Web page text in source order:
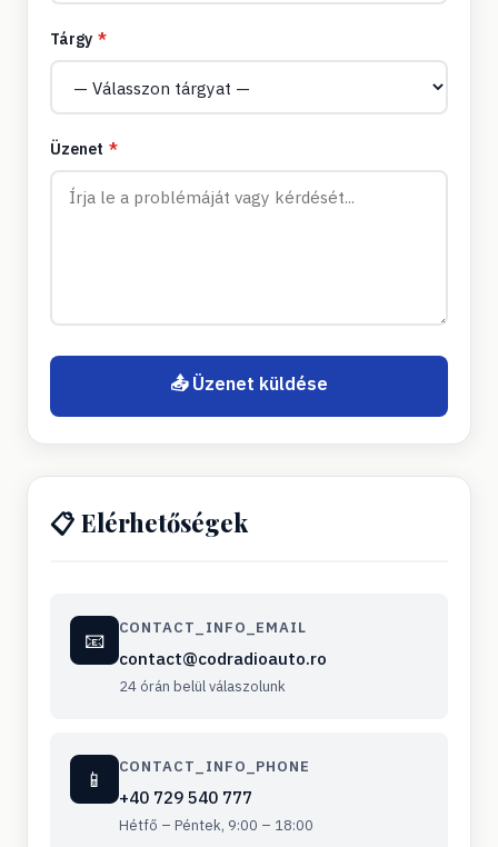
Tárgy *
Üzenet *
📤 Üzenet küldése
📋 Elérhetőségek
📧 CONTACT_INFO_EMAIL
contact@codradioauto.ro
24 órán belül válaszolunk
📱 CONTACT_INFO_PHONE
+40 729 540 777
Hétfő – Péntek, 9:00 – 18:00